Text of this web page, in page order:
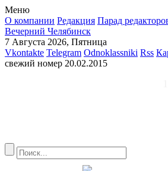
Меню
О компании Редакция Парад
Вечерний Челябинск
7 Августа 2026, Пятница
Vkontakte Telegram Odnoklassniki Rss
свежий номер 20.02.2015